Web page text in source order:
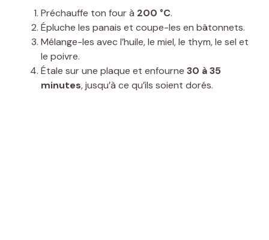
V
i
Préchauffe ton four à 200 °C.
Épluche les panais et coupe-les en bâtonnets.
Mélange-les avec l’huile, le miel, le thym, le sel et
le poivre.
Étale sur une plaque et enfourne 30 à 35
minutes, jusqu’à ce qu’ils soient dorés.